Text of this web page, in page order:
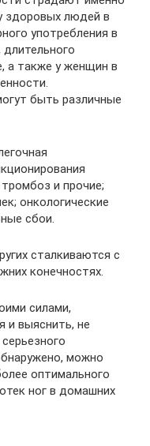
здоровых людей в
употребления в
а также у женщин в
быть различные
и прочие;
онкологические
сбои.
сталкиваются с
конечностях.
силами,
и выяснить, не
можно
оптимального
ног в домашних